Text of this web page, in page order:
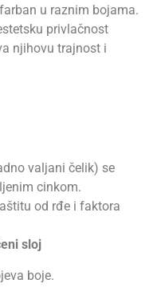
u raznim bojama.
privlačnost
njihovu trajnost i
valjani čelik) se
cinkom.
od rđe i faktora
sloj
boje.